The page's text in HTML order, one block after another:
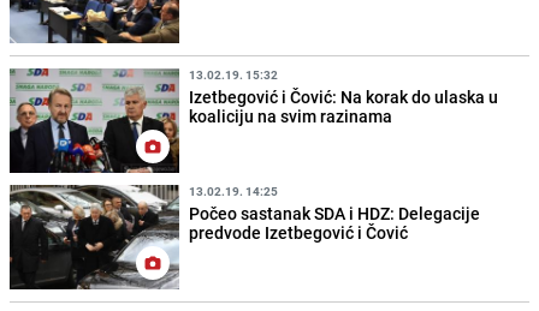
13.02.19. 15:32
Izetbegović i Čović: Na korak do ulaska u
koaliciju na svim razinama
13.02.19. 14:25
Počeo sastanak SDA i HDZ: Delegacije
predvode Izetbegović i Čović